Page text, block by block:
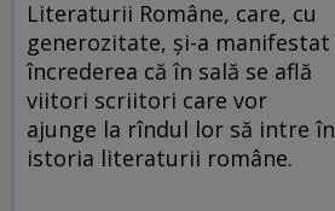
Literaturii Române, care, cu
generozitate, și-a manifestat
încrederea că în sală se află
viitori scriitori care vor
ajunge la rîndul lor să intre în
istoria literaturii române.